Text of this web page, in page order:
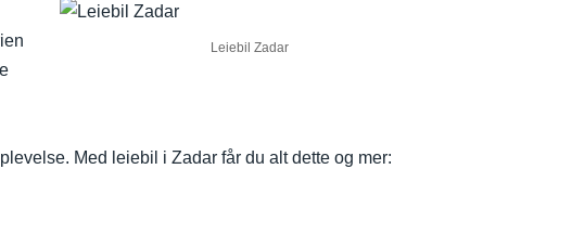
Leiebil Zadar
Med leiebil i Zadar får du alt dette og mer: